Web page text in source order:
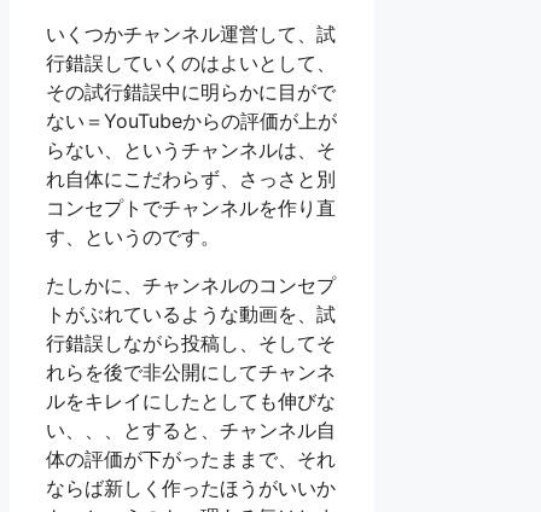
いくつかチャンネル運営して、試
行錯誤していくのはよいとして、
その試行錯誤中に明らかに目がで
ない＝YouTubeからの評価が上が
らない、というチャンネルは、そ
れ自体にこだわらず、さっさと別
コンセプトでチャンネルを作り直
す、というのです。
たしかに、チャンネルのコンセプ
トがぶれているような動画を、試
行錯誤しながら投稿し、そしてそ
れらを後で非公開にしてチャンネ
ルをキレイにしたとしても伸びな
い、、、とすると、チャンネル自
体の評価が下がったままで、それ
ならば新しく作ったほうがいいか